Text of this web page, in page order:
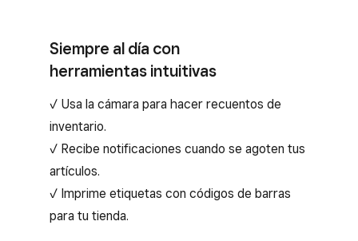
Siempre al día con
herramientas intuitivas
✓ Usa la cámara para hacer recuentos de
inventario.
✓ Recibe notificaciones cuando se agoten tus
artículos.
✓ Imprime etiquetas con códigos de barras
para tu tienda.